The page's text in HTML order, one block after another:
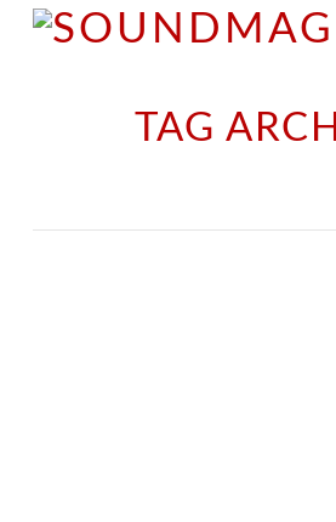
TAG